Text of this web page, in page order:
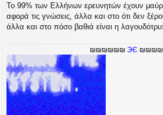
Το 99% των Ελλήνων ερευνητών έχουν
αφορά τις γνώσεις, άλλα και στο ότι δεν
άλλα και στο πόσο βαθιά είναι η
₪₪₪₪₪₪ ЭЄ